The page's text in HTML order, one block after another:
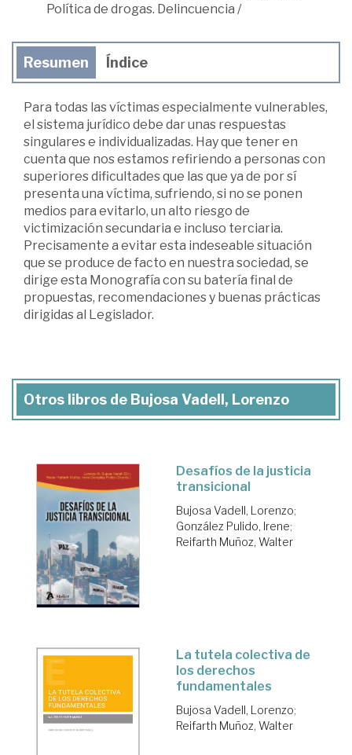
Política de drogas. Delincuencia /
Resumen Índice
Para todas las víctimas especialmente vulnerables,
el sistema jurídico debe dar unas respuestas
singulares e individualizadas. Hay que tener en
cuenta que nos estamos refiriendo a personas con
superiores dificultades que las que ya de por sí
presenta una víctima, sufriendo, si no se ponen
medios para evitarlo, un alto riesgo de
victimización secundaria e incluso terciaria.
Precisamente a evitar esta indeseable situación
que se produce de facto en nuestra sociedad, se
dirige esta Monografía con su batería final de
propuestas, recomendaciones y buenas prácticas
dirigidas al Legislador.
Otros libros de Bujosa Vadell, Lorenzo
Desafíos de la justicia
transicional
Bujosa Vadell, Lorenzo;
González Pulido, Irene;
Reifarth Muñoz, Walter
La tutela colectiva de
los derechos
fundamentales
Bujosa Vadell, Lorenzo;
Reifarth Muñoz, Walter